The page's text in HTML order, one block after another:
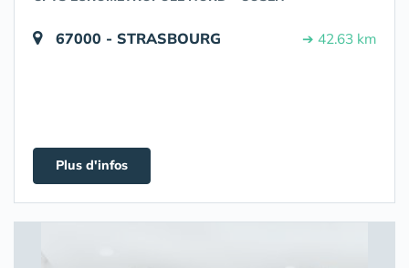
67000 - STRASBOURG ➔ 42.63 km
Plus d'infos